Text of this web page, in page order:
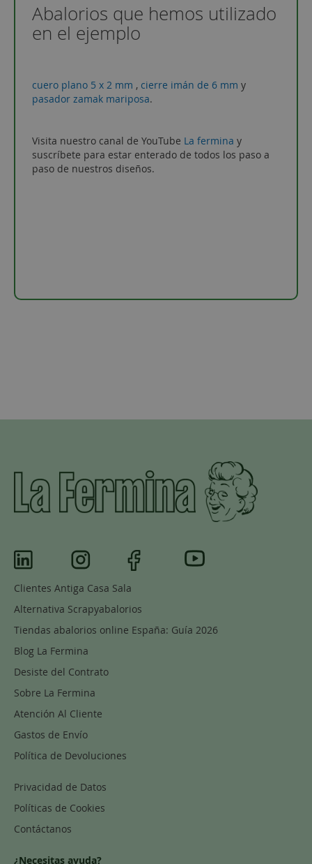
Abalorios que hemos utilizado
en el ejemplo
cuero plano 5 x 2 mm , cierre imán de 6 mm y
pasador zamak mariposa.
Visita nuestro canal de YouTube La fermina y
suscríbete para estar enterado de todos los paso a
paso de nuestros diseños.
Clientes Antiga Casa Sala
Alternativa Scrapyabalorios
Tiendas abalorios online España: Guía 2026
Blog La Fermina
Desiste del Contrato
Sobre La Fermina
Atención Al Cliente
Gastos de Envío
Política de Devoluciones
Privacidad de Datos
Políticas de Cookies
Contáctanos
¿Necesitas ayuda?